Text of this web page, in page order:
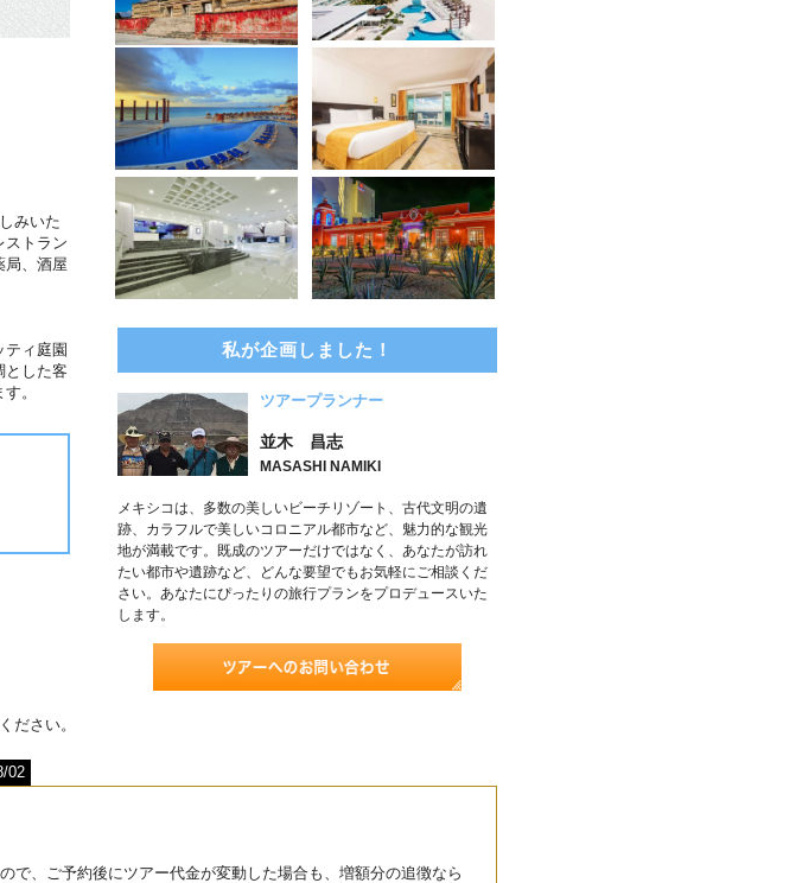
みいた
ストラン
局、酒屋
ティ庭園
とした客
。
私が企画しました！
ツアープランナー
並木 昌志
MASASHI NAMIKI
メキシコは、多数の美しいビーチリゾート、古代文明の遺
跡、カラフルで美しいコロニアル都市など、魅力的な観光
地が満載です。既成のツアーだけではなく、あなたが訪れ
たい都市や遺跡など、どんな要望でもお気軽にご相談くだ
さい。あなたにぴったりの旅行プランをプロデュースいた
します。
ださい。
02
で、ご予約後にツアー代金が変動した場合も、増額分の追徴なら